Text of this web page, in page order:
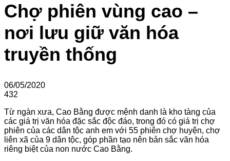
Chợ phiên vùng cao –
nơi lưu giữ văn hóa
truyền thống
06/05/2020
432
Từ ngàn xưa, Cao Bằng được mệnh danh là kho tàng của
các giá trị văn hóa đặc sắc độc đáo, trong đó có giá trị chợ
phiên của các dân tộc anh em với 55 phiên chợ huyện, chợ
liên xã của 9 dân tộc, góp phần tạo nên bản sắc văn hóa
riêng biệt của non nước Cao Bằng.